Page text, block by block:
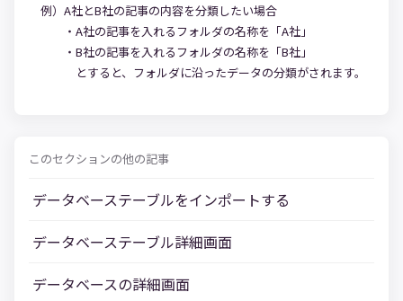
このセクションの他の記事
データベーステーブルをインポートする
データベーステーブル詳細画面
データベースの詳細画面
例）A社とB社の記事の内容を分類したい場合
・A社の記事を入れるフォルダの名称を「A社」
・B社の記事を入れるフォルダの名称を「B社」
とすると、フォルダに沿ったデータの分類がされます。